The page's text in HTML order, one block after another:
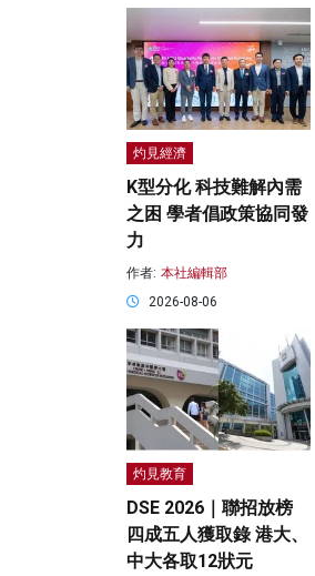
灼見經濟
K型分化 科技難解內需
之困 學者倡政策協同發
力
作者: 本社編輯部
2026-08-06
灼見教育
DSE 2026｜聯招放榜
四成五人獲取錄 港大、
中大各取12狀元